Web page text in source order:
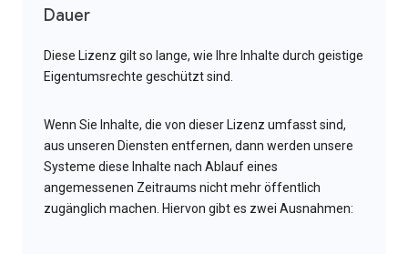
Dauer
Diese Lizenz gilt so lange, wie Ihre Inhalte durch geistige
Eigentumsrechte geschützt sind.
Wenn Sie Inhalte, die von dieser Lizenz umfasst sind,
aus unseren Diensten entfernen, dann werden unsere
Systeme diese Inhalte nach Ablauf eines
angemessenen Zeitraums nicht mehr öffentlich
zugänglich machen. Hiervon gibt es zwei Ausnahmen: